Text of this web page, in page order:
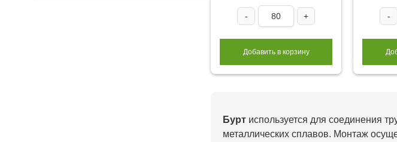
- +
Добавить в корзину
-
Бурт используется для соединения
металлических сплавов. Монтаж